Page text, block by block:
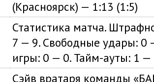
(Красноярск) — 1:13 (1:5)
Статистика матча.
7 — 9. Свободные удары: 0
игры: 0 — 0. Тайм-ауты: 1 —
Сэйв вратаря команды